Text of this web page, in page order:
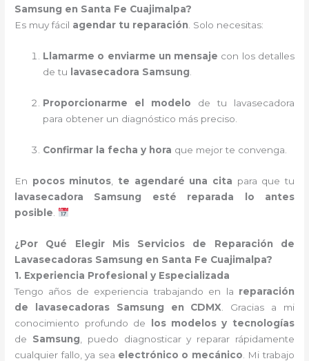
Samsung en Santa Fe Cuajimalpa?
Es muy fácil agendar tu reparación. Solo necesitas:
Llamarme o enviarme un mensaje con los detalles
de tu
lavasecadora Samsung.
Proporcionarme el modelo de tu lavasecadora
para obtener un diagnóstico más preciso.
Confirmar la fecha y hora que mejor te convenga.
En pocos minutos te agendaré una cita para que tu
lavasecadora Samsung esté reparada lo antes
posible
¿Por Qué Elegir Mis Servicios de Reparación de
Lavasecadoras Samsung en Santa Fe Cuajimalpa?
1. Experiencia Profesional y Especializada
Tengo años de experiencia trabajando en la reparación
de lavasecadoras Samsung en CDMX . Gracias a mi
conocimiento profundo de
los modelos y tecnologías
de Samsung , puedo diagnosticar y reparar rápidamente
cualquier fallo, ya sea electrónico o mecánico . Mi trabajo